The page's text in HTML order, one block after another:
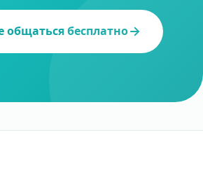
общаться бесплатно